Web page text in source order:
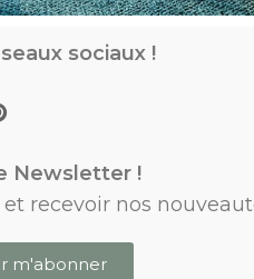
sociaux !
Newsletter !
recevoir nos
m'abonner